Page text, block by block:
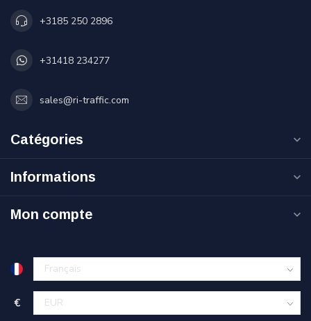
+3185 250 2896
+31418 234277
sales@ri-traffic.com
Catégories
Informations
Mon compte
€